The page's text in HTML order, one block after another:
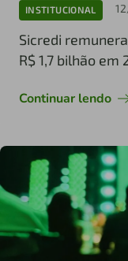
INSTITUCIONAL
Sicredi
R$ 1,7 bilhão em
Continuar lendo